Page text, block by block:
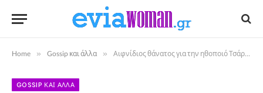
Home » Gossip και άλλα » Αιφνίδιος θάνατος για την ηθοποιό Τσάρλμπι Ντιν που πρωταγωνιστούσε στην ταινία που γυρίστηκε στην παραλία της Χιλιαδούς
GOSSIP ΚΑΙ ΆΛΛΑ